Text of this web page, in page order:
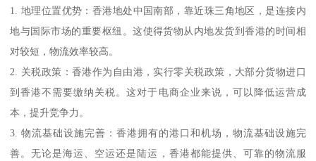
1. 地理位置优势：香港地处中国南部，靠近珠三角地区，是连接内
地与国际市场的重要枢纽。这使得货物从内地发货到香港的时间相
对较短，物流效率较高。
2. 关税政策：香港作为自由港，实行零关税政策，大部分货物进口
到香港不需要缴纳关税。这对于电商企业来说，可以降低运营成
本，提升竞争力。
3. 物流基础设施完善：香港拥有的港口和机场，物流基础设施完
善。无论是海运、空运还是陆运，香港都能提供、可靠的物流服